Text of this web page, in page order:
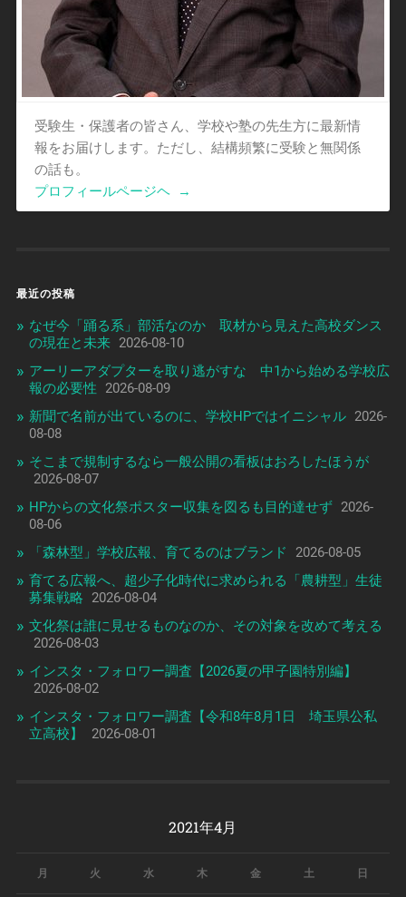
受験生・保護者の皆さん、学校や塾の先生方に最新情
報をお届けします。ただし、結構頻繁に受験と無関係
の話も。
プロフィールページヘ
→
最近の投稿
なぜ今「踊る系」部活なのか 取材から見えた高校ダンス
の現在と未来 2026-08-10
アーリーアダプターを取り逃がすな 中1から始める学校広
報の必要性
2026-08-09
新聞で名前が出ているのに、学校HPではイニシャル 2026-
08-08
そこまで規制するなら一般公開の看板はおろしたほうが
2026-08-07
HPからの文化祭ポスター収集を図るも目的達せず 2026-
08-06
「森林型」学校広報、育てるのはブランド
2026-08-05
育てる広報へ、超少子化時代に求められる「農耕型」生徒
募集戦略
2026-08-04
文化祭は誰に見せるものなのか、その対象を改めて考える
2026-08-03
インスタ・フォロワー調査【2026夏の甲子園特別編】
2026-08-02
インスタ・フォロワー調査【令和8年8月1日 埼玉県公私
立高校】
2026-08-01
2021年4月
月 火 水 木 金 土 日